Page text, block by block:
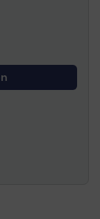
8TC-L
8PC-L